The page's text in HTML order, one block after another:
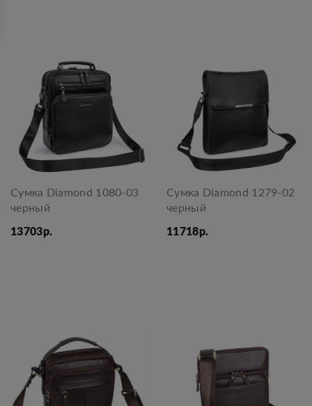
Сумка Diamond 1080-03
черный
13703р.
Сумка Diamond 1279-02
черный
11718р.